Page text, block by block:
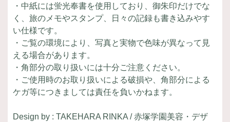
・中紙には蛍光奉書を使用しており、御朱印だけでな
く、旅のメモやスタンプ、日々の記録も書き込みやす
い仕様です。
・ご覧の環境により、写真と実物で色味が異なって見
える場合があります。
・角部分の取り扱いには十分ご注意ください。
・ご使用時のお取り扱いによる破損や、角部分による
ケガ等につきましては責任を負いかねます。
Design by : TAKEHARA RINKA / 赤塚学園美容・デザ